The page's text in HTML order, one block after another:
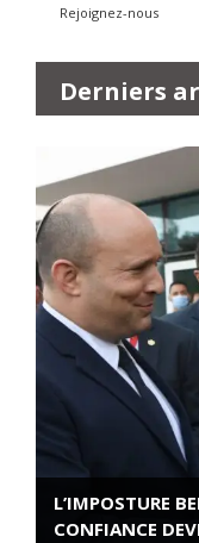
Rejoignez-nous
Derniers
L’IMPOSTURE
CONFIANCE